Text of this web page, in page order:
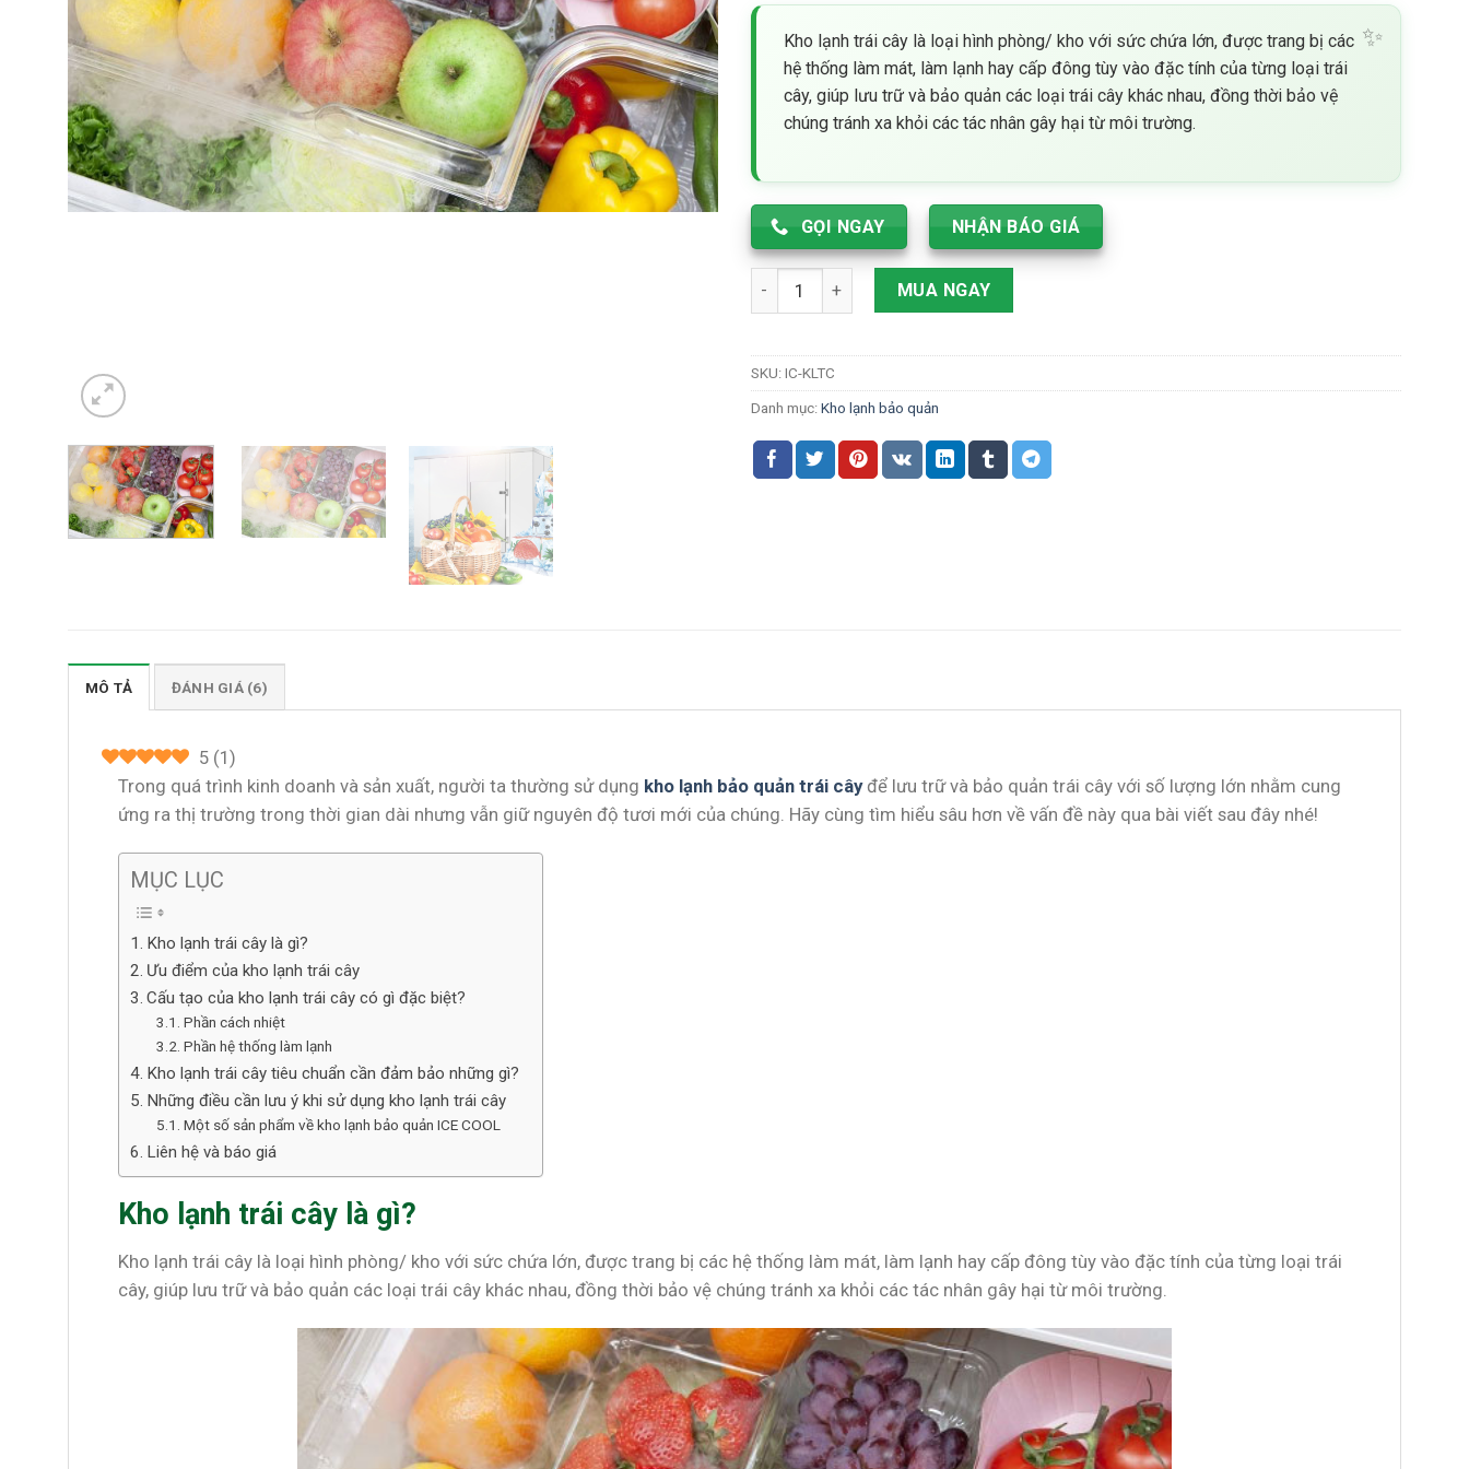
là:
1,200 ₫.
tại
là:
1,000 ₫.
Kho lạnh trái cây là loại hình phòng/ kho với sức chứa lớn, được trang bị các
hệ thống làm mát, làm lạnh hay cấp đông tùy vào đặc tính của từng loại trái
cây, giúp lưu trữ và bảo quản các loại trái cây khác nhau, đồng thời bảo vệ
chúng tránh xa khỏi các tác nhân gây hại từ môi trường.
GỌI NGAY NHẬN BÁO GIÁ
Kho lạnh bảo quản trái cây chất lượng cao - Giải pháp bảo quản trái cây luôn tươi ngon số
MUA NGAY
SKU: IC-KLTC
Danh mục: Kho lạnh bảo quản
MÔ TẢ ĐÁNH GIÁ (6)
5 (1)
Trong quá trình kinh doanh và sản xuất, người ta thường sử dụng kho lạnh bảo quản trái câyđể lưu trữ và bảo quản trái cây với số lượng lớn nhằm cung
ứng ra thị trường trong thời gian dài nhưng vẫn giữ nguyên độ tươi mới của chúng. Hãy cùng tìm hiểu sâu hơn về vấn đề này qua bài viết sau đây nhé!
MỤC LỤC
Kho lạnh trái cây là gì?
Ưu điểm của kho lạnh trái cây
Cấu tạo của kho lạnh trái cây có gì đặc biệt?
Phần cách nhiệt
Phần hệ thống làm lạnh
Kho lạnh trái cây tiêu chuẩn cần đảm bảo những gì?
Những điều cần lưu ý khi sử dụng kho lạnh trái cây
Một số sản phẩm về kho lạnh bảo quản ICE COOL
Liên hệ và báo giá
Kho lạnh trái cây là gì?
Kho lạnh trái cây là loại hình phòng/ kho với sức chứa lớn, được trang bị các hệ thống làm mát, làm lạnh hay cấp đông tùy vào đặc tính của từng loại trái
cây, giúp lưu trữ và bảo quản các loại trái cây khác nhau, đồng thời bảo vệ chúng tránh xa khỏi các tác nhân gây hại từ môi trường.